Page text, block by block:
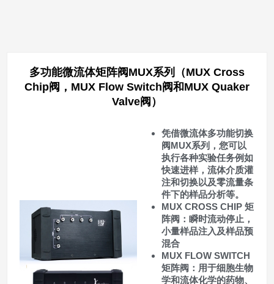
多功能微流体矩阵阀MUX系列（MUX Cross
Chip阀，MUX Flow Switch阀和MUX Quaker
Valve阀）
凭借微流体多功能切换
阀MUX系列，您可以
执行各种实验任务例如
快速进样，流体介质灌
注和切换以及零流量条
件下的样品分析等。
MUX CROSS CHIP 矩
阵阀：瞬时流动停止，
小量样品注入及样品预
混合
MUX FLOW SWITCH
矩阵阀：用于细胞生物
学和流体化学的药物、